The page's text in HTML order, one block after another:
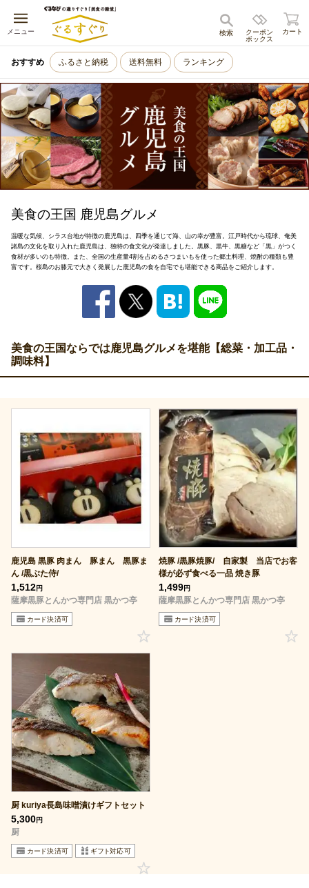
メニュー
キャンセル
クーポン
ボックス
検索 カート
おすすめ ふるさと納税 送料無料 ランキング
美食の王国 鹿児島グルメ
温暖な気候、シラス台地が特徴の鹿児島は、四季を通じて海、山の幸が豊富。江戸時代から琉球、奄美
諸島の文化を取り入れた鹿児島は、独特の食文化が発達しました。黒豚、黒牛、黒糖など「黒」がつく
食材が多いのも特徴。また、全国の生産量4割を占めるさつまいもを使った郷土料理、焼酎の種類も豊
富です。桜島のお膝元で大きく発展した鹿児島の食を自宅でも堪能できる商品をご紹介します。
美食の王国ならでは鹿児島グルメを堪能【総菜・加工品・
調味料】
鹿児島 黒豚 肉まん 豚まん 黒豚ま
ん /黒ぶた侍/
1,512円
薩摩黒豚とんかつ専門店 黒かつ亭
焼豚 /黒豚焼豚/ 自家製 当店でお客
様が必ず食べる一品 焼き豚
1,499円
薩摩黒豚とんかつ専門店 黒かつ亭
厨 kuriya長島味噌漬けギフトセット
5,300円
厨